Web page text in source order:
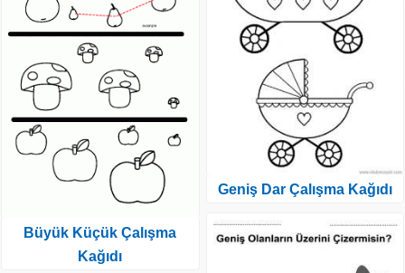
Büyük Küçük Çalışma
Kağıdı
Geniş Dar Çalışma Kağıdı